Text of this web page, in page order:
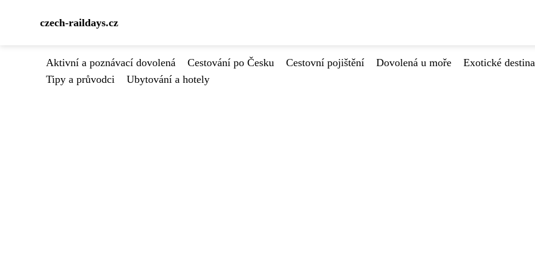
czech-raildays.cz
Aktivní a poznávací dovolená Cestování po Česku Cestovní pojištění Dovolená u moře
Exotické
Tipy a průvodci
Ubytování a hotely